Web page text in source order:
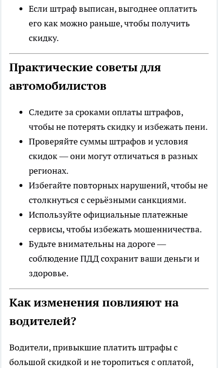
Если штраф выписан, выгоднее оплатить
его как можно раньше, чтобы получить
скидку.
Практические советы для
автомобилистов
Следите за сроками оплаты штрафов,
чтобы не потерять скидку и избежать пени.
Проверяйте суммы штрафов и условия
скидок — они могут отличаться в разных
регионах.
Избегайте повторных нарушений, чтобы не
столкнуться с серьёзными санкциями.
Используйте официальные платежные
сервисы, чтобы избежать мошенничества.
Будьте внимательны на дороге —
соблюдение ПДД сохранит ваши деньги и
здоровье.
Как изменения повлияют на
водителей?
Водители, привыкшие платить штрафы с
большой скидкой и не торопиться с оплатой,